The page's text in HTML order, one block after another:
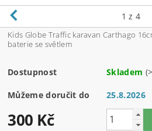
1 z 4
Kids Globe Traffic karavan Carthago
baterie se světlem
Dostupnost Skladem
Můžeme doručit do 25.8.2026
300 Kč